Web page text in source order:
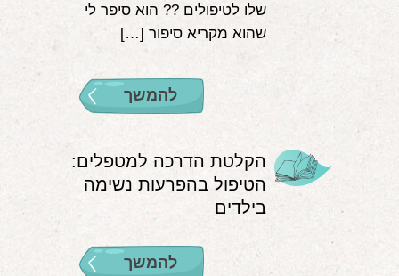
שלו לטיפולים ?‍? הוא סיפר לי
שהוא מקריא סיפור […]
להמשך
הקלטת הדרכה למטפלים:
הטיפול בהפרעות נשימה
בילדים
להמשך